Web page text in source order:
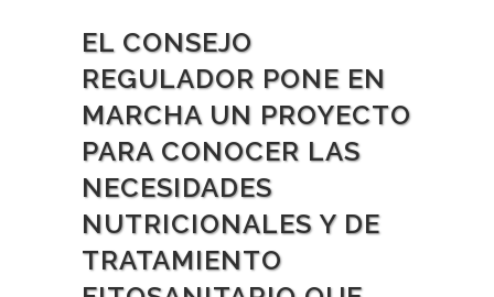
EL CONSEJO
REGULADOR PONE EN
MARCHA UN PROYECTO
PARA CONOCER LAS
NECESIDADES
NUTRICIONALES Y DE
TRATAMIENTO